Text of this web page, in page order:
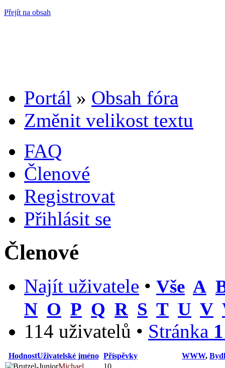
Přejít na obsah
Portál » Obsah fóra
Změnit velikost textu
FAQ
Členové
Registrovat
Přihlásit se
Členové
Najít uživatele • Vše A
N O P Q R S T U V
114 uživatelů • Stránka 1
HodnostUživatelské jméno Příspěvky WWW,
Michael
10